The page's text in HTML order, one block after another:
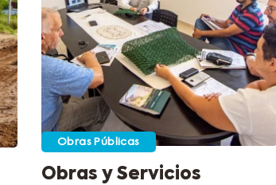
Obras Públicas
Obras y Servicios